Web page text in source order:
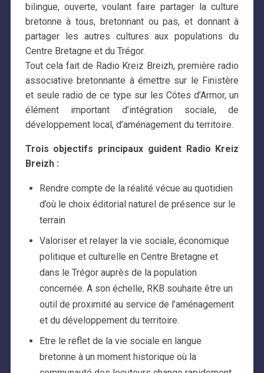
bilingue, ouverte, voulant faire partager la culture
bretonne à tous, bretonnant ou pas, et donnant à
partager les autres cultures aux populations du
Centre Bretagne et du Trégor.
Tout cela fait de Radio Kreiz Breizh, première radio
associative bretonnante à émettre sur le Finistère
et seule radio de ce type sur les Côtes d’Armor, un
élément important d’intégration sociale, de
développement local, d’aménagement du territoire.
Trois objectifs principaux guident Radio Kreiz
Breizh :
Rendre compte de la réalité vécue au quotidien
d’où le choix éditorial naturel de présence sur le
terrain
Valoriser et relayer la vie sociale, économique
politique et culturelle en Centre Bretagne et
dans le Trégor auprès de la population
concernée. A son échelle, RKB souhaite être un
outil de proximité au service de l’aménagement
et du développement du territoire.
Etre le reflet de la vie sociale en langue
bretonne à un moment historique où la